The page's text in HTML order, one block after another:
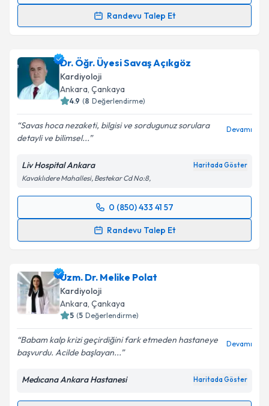
Randevu Talep Et
takvim hazırlandığında e-posta ile bilgilendireceğiz.
E-posta Adresiniz
kapsamda işlenmesini kabul ediyorum.
Takvim Talebini Gönder
Dr. Öğr. Üyesi Savaş Açıkgöz
Kardiyoloji
Ankara, Çankaya
4.9 (8 Değerlendirme)
Savas hoca nezaketi, bilgisi ve sordugunuz sorulara
detayli ve bilimsel...
Devamı
Liv Hospital Ankara Haritada Göster
Kavaklıdere Mahallesi, Bestekar Cd No:8,
0 (850) 433 41 57
Randevu Talep Et
Randevu Takvimi Talebi
için bir takvim hazırlandığında e-posta ile
bilgilendireceğiz.
E-posta Adresiniz
Metni'ni okudum ve kişisel verilerimin belirtilen
Uzm. Dr. Melike Polat
Kardiyoloji
Ankara, Çankaya
5 (5 Değerlendirme)
Babam kalp krizi geçirdiğini fark etmeden hastaneye
başvurdu. Acilde başlayan...
Devamı
Medıcana Ankara Hastanesi Haritada Göster